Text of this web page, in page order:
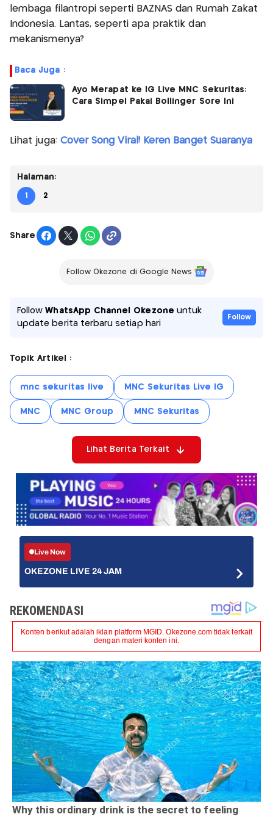
lembaga filantropi seperti BAZNAS dan Rumah Zakat
Indonesia. Lantas, seperti apa praktik dan
mekanismenya?
Baca Juga :
Ayo Merapat ke IG Live MNC Sekuritas:
Cara Simpel Pakai Bollinger Sore Ini
Lihat juga: Cover Song Viral! Keren Banget Suaranya
Halaman:
1 2
Share
Follow Okezone di Google News
FollowWhatsApp Channel Okezone untuk
update berita terbaru setiap hari
Follow
Topik Artikel :
mnc sekuritas live MNC Sekuritas Live IG
MNC MNC Group MNC Sekuritas
Lihat Berita Terkait
Live Now
OKEZONE LIVE 24 JAM